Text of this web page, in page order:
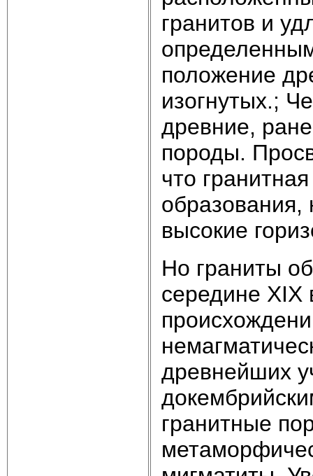
гранитов и
положение
изогнутых.;
древние,
породы.
что
образования,
высокие
Но граниты
сере­дине XIX
древнейших
гранитные